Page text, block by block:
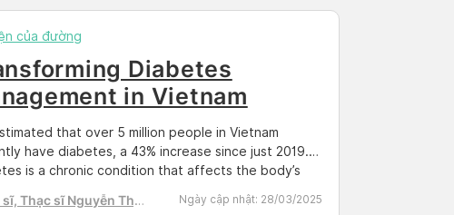
của đường
Diabetes
in Vietnam
that over 5 million people in Vietnam
have diabetes, a 43% increase since just 2019.
is a chronic condition that affects the body’s
controlled, diabetes can lead to serious
Thạc sĩ Nguyễn Thị
Ngày cập nhật: 28/03/2025